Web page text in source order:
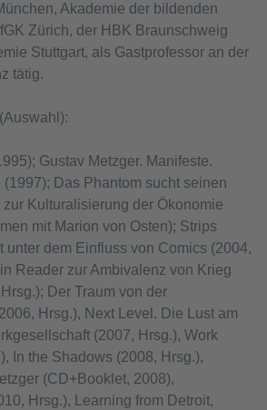
Akademie der bildenden
Zürich, der HBK Braunschweig
Stuttgart, als Gastprofessor an der
tätig.
Gustav Metzger. Manifeste.
Das Phantom sucht seinen
zur Kulturalisierung der Ökonomie
mit Marion von Osten); Strips
unter dem Einfluss von Comics (2004,
Reader zur Ambivalenz von Krieg
Der Traum von der
Hrsg.), Next Level. Die Lust am
(2007, Hrsg.), Work
In the Shadows (2008, Hrsg.),
(CD+Booklet, 2008),
Hrsg.), Learning from Detroit,